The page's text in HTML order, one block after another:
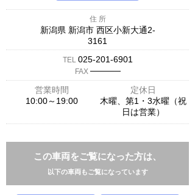
住 所
新潟県 新潟市 西区小新大通2-
3161
TEL 025-201-6901
FAX ─────
営業時間
定休日
10:00～19:00
木曜、第1・3水曜（祝
日は営業）
この車両をご覧になった方は、
以下の車両もご覧になっています